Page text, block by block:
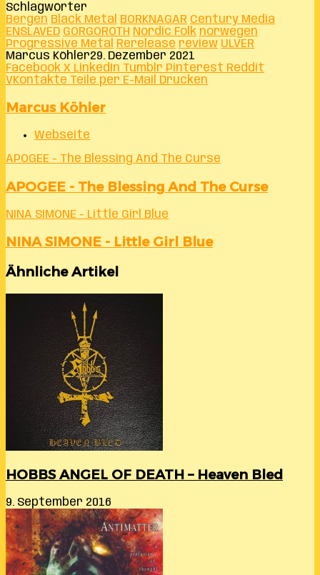
Schlagwörter
Bergen Black Metal BORKNAGAR Century Media
ENSLAVED GORGOROTH Nordic Folk norwegen
Progressive Metal
Rerelease review ULVER
Marcus Köhler29. Dezember 2021
Facebook X LinkedIn Tumblr Pinterest Reddit
VKontakte Teile per E-Mail Drucken
Marcus Köhler
Webseite
APOGEE - The Blessing And The Curse
APOGEE - The Blessing And The Curse
NINA SIMONE - Little Girl Blue
NINA SIMONE - Little Girl Blue
Ähnliche Artikel
HOBBS ANGEL OF DEATH – Heaven Bled
9. September 2016